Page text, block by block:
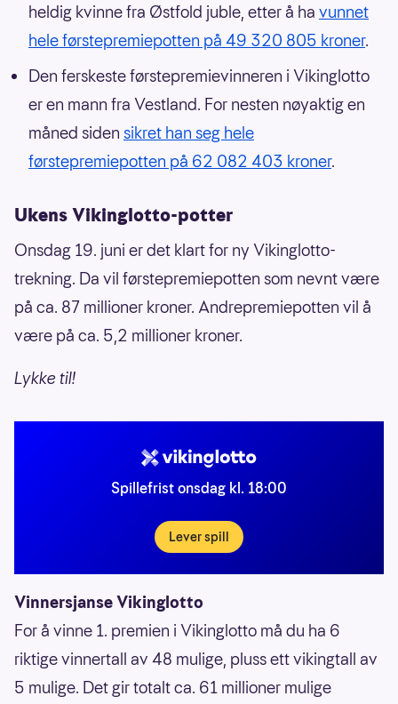
heldig kvinne fra Østfold juble, etter å ha vunnet
hele førstepremiepotten på 49 320 805 kroner.
Den ferskeste førstepremievinneren i Vikinglotto
er en mann fra Vestland. For nesten nøyaktig en
måned siden sikret han seg hele
førstepremiepotten på 62 082 403 kroner.
Ukens Vikinglotto-potter
Onsdag 19. juni er det klart for ny Vikinglotto-
trekning. Da vil førstepremiepotten som nevnt være
på ca. 87 millioner kroner. Andrepremiepotten vil å
være på ca. 5,2 millioner kroner.
Lykke til!
Spillefrist onsdag kl. 18:00
Lever spill
Vinnersjanse Vikinglotto
For å vinne 1. premien i Vikinglotto må du ha 6
riktige vinnertall av 48 mulige, pluss ett vikingtall av
5 mulige. Det gir totalt ca. 61 millioner mulige